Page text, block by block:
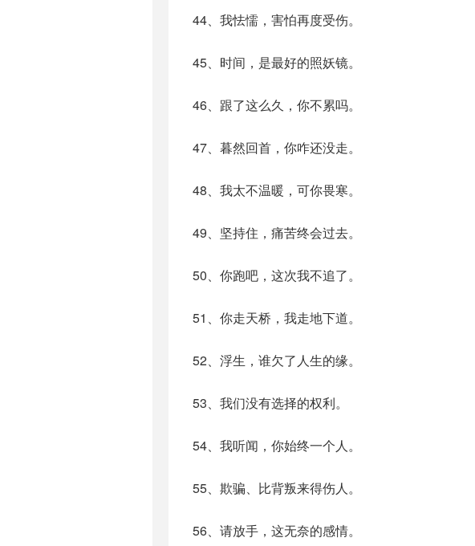
44、我怯懦，害怕再度受伤。
45、时间，是最好的照妖镜。
46、跟了这么久，你不累吗。
47、暮然回首，你咋还没走。
48、我太不温暖，可你畏寒。
49、坚持住，痛苦终会过去。
50、你跑吧，这次我不追了。
51、你走天桥，我走地下道。
52、浮生，谁欠了人生的缘。
53、我们没有选择的权利。
54、我听闻，你始终一个人。
55、欺骗、比背叛来得伤人。
56、请放手，这无奈的感情。